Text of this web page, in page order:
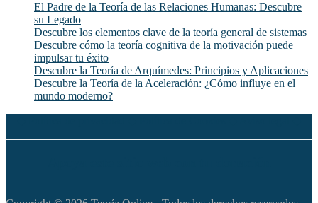
El Padre de la Teoría de las Relaciones Humanas: Descubre
su Legado
Descubre los elementos clave de la teoría general de sistemas
Descubre cómo la teoría cognitiva de la motivación puede
impulsar tu éxito
Descubre la Teoría de Arquímedes: Principios y Aplicaciones
Descubre la Teoría de la Aceleración: ¿Cómo influye en el
mundo moderno?